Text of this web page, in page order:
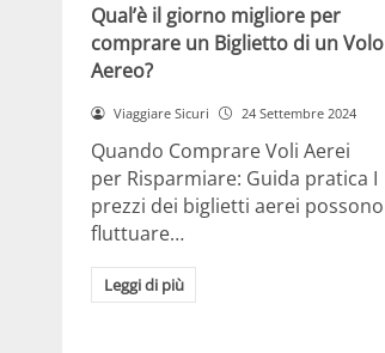
Qual’è il giorno migliore per
comprare un Biglietto di un Volo
Aereo?
Viaggiare Sicuri 24 Settembre 2024
Quando Comprare Voli Aerei
per Risparmiare: Guida pratica I
prezzi dei biglietti aerei possono
fluttuare…
Leggi di più